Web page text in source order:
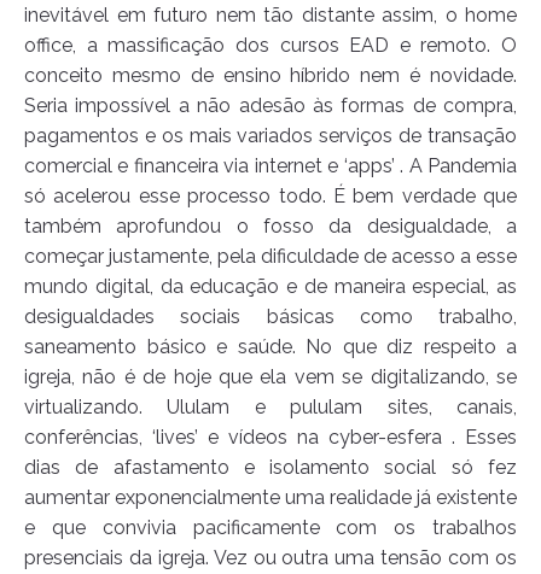
inevitável em futuro nem tão distante assim, o home
office, a massificação dos cursos EAD e remoto. O
conceito mesmo de ensino híbrido nem é novidade.
Seria impossível a não adesão às formas de compra,
pagamentos e os mais variados serviços de transação
comercial e financeira via internet e ‘apps’ . A Pandemia
só acelerou esse processo todo. É bem verdade que
também aprofundou o fosso da desigualdade, a
começar justamente, pela dificuldade de acesso a esse
mundo digital, da educação e de maneira especial, as
desigualdades sociais básicas como trabalho,
saneamento básico e saúde. No que diz respeito a
igreja, não é de hoje que ela vem se digitalizando, se
virtualizando. Ululam e pululam sites, canais,
conferências, ‘lives’ e vídeos na cyber-esfera . Esses
dias de afastamento e isolamento social só fez
aumentar exponencialmente uma realidade já existente
e que convivia pacificamente com os trabalhos
presenciais da igreja. Vez ou outra uma tensão com os